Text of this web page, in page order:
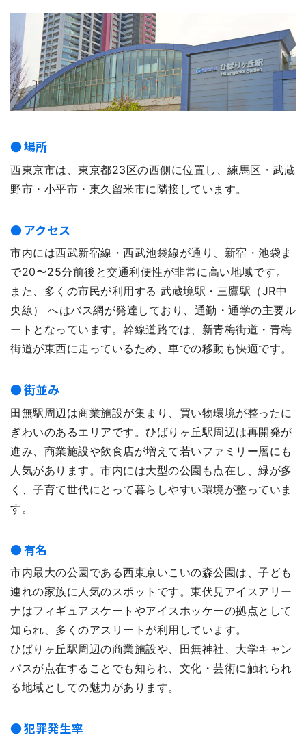
場所
西東京市は、東京都23区の西側に位置し、練馬区・武蔵
野市・小平市・東久留米市に隣接しています。
アクセス
市内には西武新宿線・西武池袋線が通り、新宿・池袋ま
で20〜25分前後と交通利便性が非常に高い地域です。
また、多くの市民が利用する 武蔵境駅・三鷹駅（JR中
央線） へはバス網が発達しており、通勤・通学の主要ル
ートとなっています。幹線道路では、新青梅街道・青梅
街道が東西に走っているため、車での移動も快適です。
街並み
田無駅周辺は商業施設が集まり、買い物環境が整ったに
ぎわいのあるエリアです。ひばりヶ丘駅周辺は再開発が
進み、商業施設や飲食店が増えて若いファミリー層にも
人気があります。市内には大型の公園も点在し、緑が多
く、子育て世代にとって暮らしやすい環境が整っていま
す。
有名
市内最大の公園である西東京いこいの森公園は、子ども
連れの家族に人気のスポットです。東伏見アイスアリー
ナはフィギュアスケートやアイスホッケーの拠点として
知られ、多くのアスリートが利用しています。
ひばりヶ丘駅周辺の商業施設や、田無神社、大学キャン
パスが点在することでも知られ、文化・芸術に触れられ
る地域としての魅力があります。
犯罪発生率